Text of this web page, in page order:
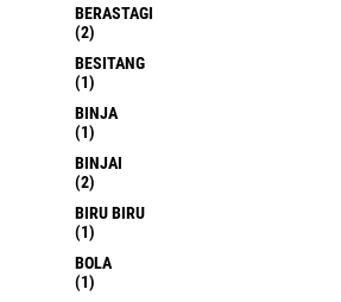
BERASTAGI
(2)
BESITANG
(1)
BINJA
(1)
BINJAI
(2)
BIRU BIRU
(1)
BOLA
(1)